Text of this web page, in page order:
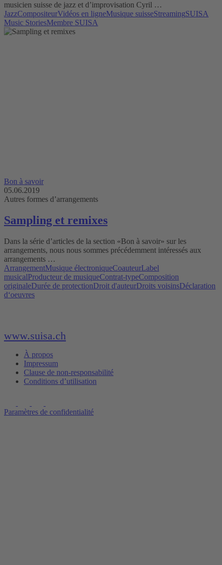
musicien suisse de jazz et d’improvisation Cyril …
JazzCompositeurVidéos en ligneMusique suisseStreamingSUISA
Music StoriesMembre SUISA
Bon à savoir
05.06.2019
Autres formes d’arrangements
Sampling et remixes
Dans la série d’articles de la section «Bon à savoir» sur les
arrangements, nous nous sommes précédemment intéressés aux
arrangements …
ArrangementMusique électroniqueCoauteurLabel
musicalProducteur de musiqueContrat-typeComposition
originaleDurée de protectionDroit d'auteurDroits voisinsDéclaration
d‘oeuvres
www.suisa.ch
À propos
Impressum
Clause de non-responsabilité
Conditions d’utilisation
Paramètres de confidentialité